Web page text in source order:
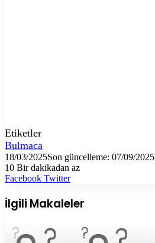
Etiketler
Bulmaca
18/03/2025Son güncelleme: 07/09/2025
10 Bir dakikadan az
Facebook TwitterLinkedIn
Tumblr
Pinterest
Reddit
VKontakte
E-
ile
paylaş
Yazdır
İlgili Makaleler